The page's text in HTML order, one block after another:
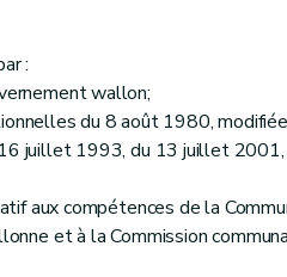
:
wallon;
du 8 août 1980,
juillet 1993, du 13 juillet
aux compétences de la
et à la Commission